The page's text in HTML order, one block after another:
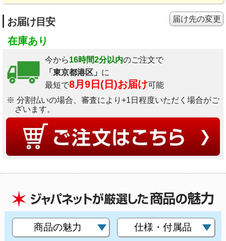
お届け目安
在庫あり
今から16時間2分以内のご注文で
「東京都港区」 に
最短で8月9日(日)お届け可能
※ 分割払いの場合、審査により+1日程度いただく場合がご
ざいます。
届け先の変更
商品の魅力 仕様・付属品